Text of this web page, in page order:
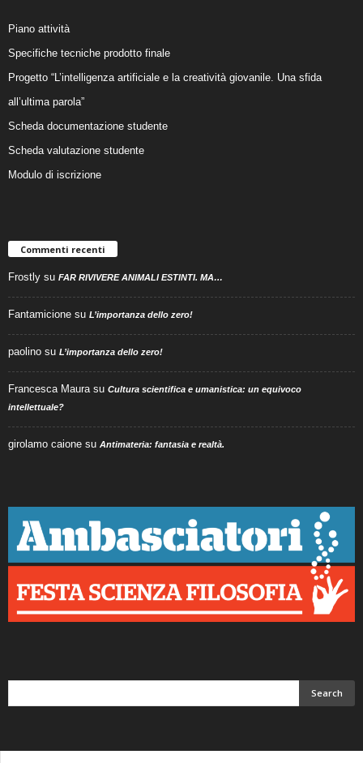
Piano attività
Specifiche tecniche prodotto finale
Progetto “L’intelligenza artificiale e la creatività giovanile. Una sfida
all’ultima parola”
Scheda documentazione studente
Scheda valutazione studente
Modulo di iscrizione
Commenti recenti
Frostly su FAR RIVIVERE ANIMALI ESTINTI. MA…
Fantamicione su L’importanza dello zero!
paolino su L’importanza dello zero!
Francesca Maura su Cultura scientifica e umanistica: un equivoco
intellettuale?
girolamo caione su Antimateria: fantasia e realtà.